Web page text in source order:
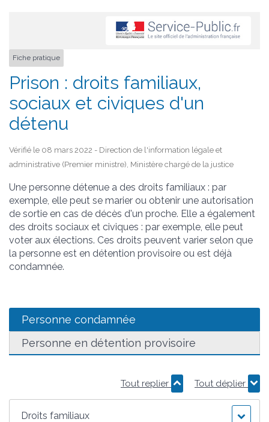
Fiche pratique
Prison : droits familiaux,
sociaux et civiques d'un
détenu
Vérifié le 08 mars 2022 - Direction de l'information légale et
administrative (Premier ministre), Ministère chargé de la justice
Une personne détenue a des droits familiaux : par
exemple, elle peut se marier ou obtenir une autorisation
de sortie en cas de décès d'un proche. Elle a également
des droits sociaux et civiques : par exemple, elle peut
voter aux élections. Ces droits peuvent varier selon que
la personne est en détention provisoire ou est déjà
condamnée.
Personne condamnée
Personne en détention provisoire
Tout replier Tout déplier
Droits familiaux